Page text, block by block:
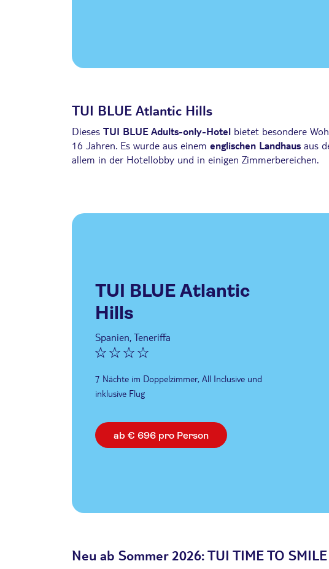
TUI BLUE Atlantic Hills
Dieses TUI BLUE Adults-only-Hotel bietet besondere
16 Jahren. Es wurde aus einem englischen Landhaus aus
allem in der Hotellobby und in einigen Zimmerbereichen.
TUI BLUE Atlantic
Hills
Spanien, Teneriffa
7 Nächte im Doppelzimmer, All Inclusive und
inklusive Flug
ab € 696 pro Person
Neu ab Sommer 2026: TUI TIME TO